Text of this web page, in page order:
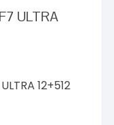
ULTRA
12+512